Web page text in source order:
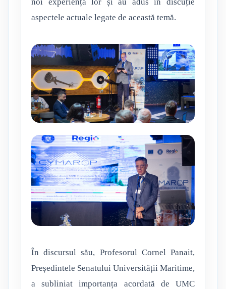
noi experiența lor și au adus în discuție
aspectele actuale legate de această temă.
În discursul său, Profesorul Cornel Panait,
Președintele Senatului Universității Maritime,
a subliniat importanța acordată de UMC